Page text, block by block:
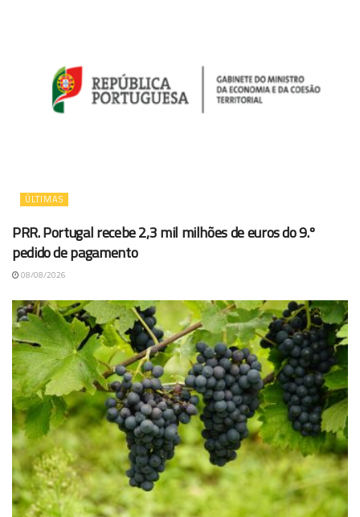
ÚLTIMAS
PRR. Portugal recebe 2,3 mil milhões de euros do 9.º
pedido de pagamento
08/08/2026